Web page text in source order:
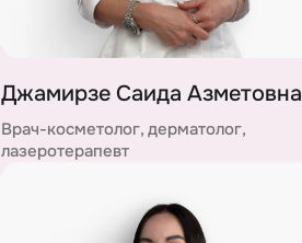
Джамирзе Саида Азметовна
Врач-косметолог, дерматолог,
лазеротерапевт